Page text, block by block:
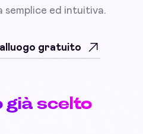
semplice ed intuitiva.
gratuito
già scelto